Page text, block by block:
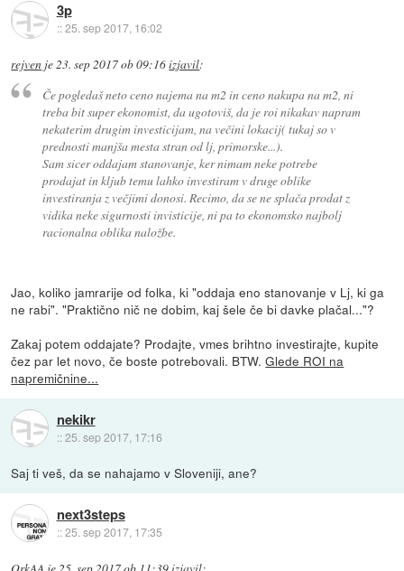
3p
::25. sep 2017, 16:02
rejven je23. sep 2017 ob 09:16izjavil:
Če pogledaš neto ceno najema na m2 in ceno nakupa na m2, ni
treba bit super ekonomist, da ugotoviš, da je roi nikakav napram
nekaterim drugim investicijam, na večini lokacij( tukaj so v
prednosti manjša mesta stran od lj, primorske...).
Sam sicer oddajam stanovanje, ker nimam neke potrebe
prodajat in kljub temu lahko investiram v druge oblike
investiranja z večjimi donosi. Recimo, da se ne splača prodat z
vidika neke sigurnosti invisticije, ni pa to ekonomsko najbolj
racionalna oblika naložbe.
Jao, koliko jamrarije od folka, ki "oddaja eno stanovanje v Lj, ki ga
ne rabi". "Praktično nič ne dobim, kaj šele če bi davke plačal..."?
Zakaj potem oddajate? Prodajte, vmes brihtno investirajte, kupite
čez par let novo, če boste potrebovali. BTW.Glede ROI na
napremičnine...
nekikr
::25. sep 2017, 17:16
Saj ti veš, da se nahajamo v Sloveniji, ane?
next3steps
::25. sep 2017, 17:35